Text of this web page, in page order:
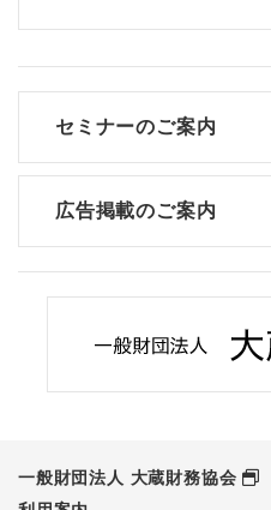
セミナーのご案内
広告掲載のご案内
一般財団法人 大蔵財務協会